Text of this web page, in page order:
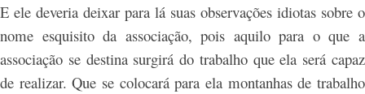
E ele deveria deixar para lá suas observações idiotas sobre o
nome esquisito da associação, pois aquilo para o que a
associação se destina surgirá do trabalho que ela será capaz
de realizar. Que se colocará para ela montanhas de trabalho